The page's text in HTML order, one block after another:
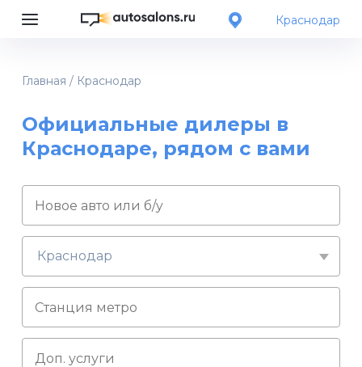
Главная / Краснодар
Краснодар
Официальные дилеры в
Краснодаре, рядом с вами
Краснодар